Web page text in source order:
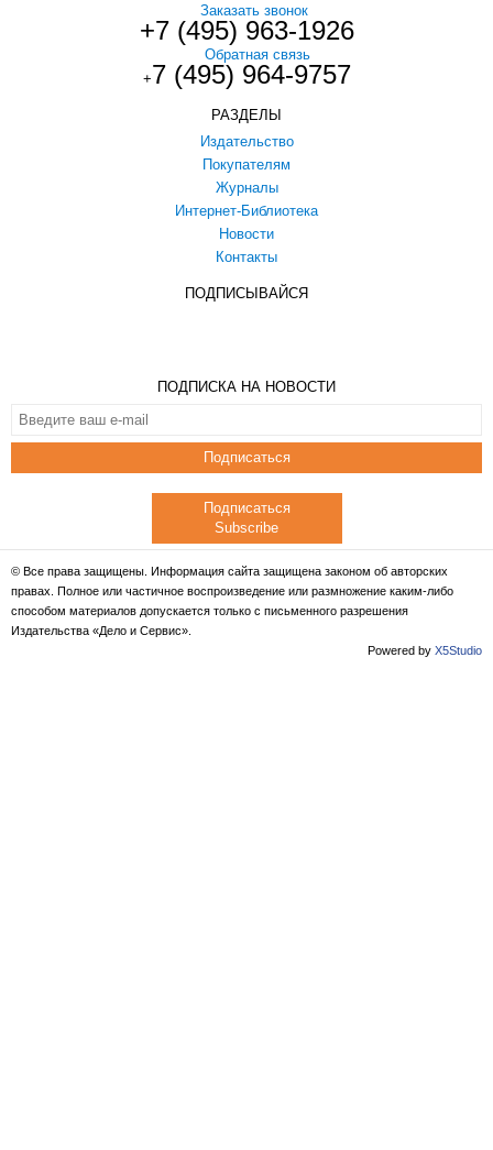
Заказать звонок
+7 (495) 963-1926
Обратная связь
+7 (495) 964-9757
РАЗДЕЛЫ
Издательство
Покупателям
Журналы
Интернет-Библиотека
Новости
Контакты
ПОДПИСЫВАЙСЯ
ПОДПИСКА НА НОВОСТИ
Подписаться
Подписаться
Subscribe
© Все права защищены. Информация сайта защищена законом об авторских
правах. Полное или частичное воспроизведение или размножение каким-либо
способом материалов допускается только с письменного разрешения
Издательства «Дело и Сервис».
Powered by X5Studio